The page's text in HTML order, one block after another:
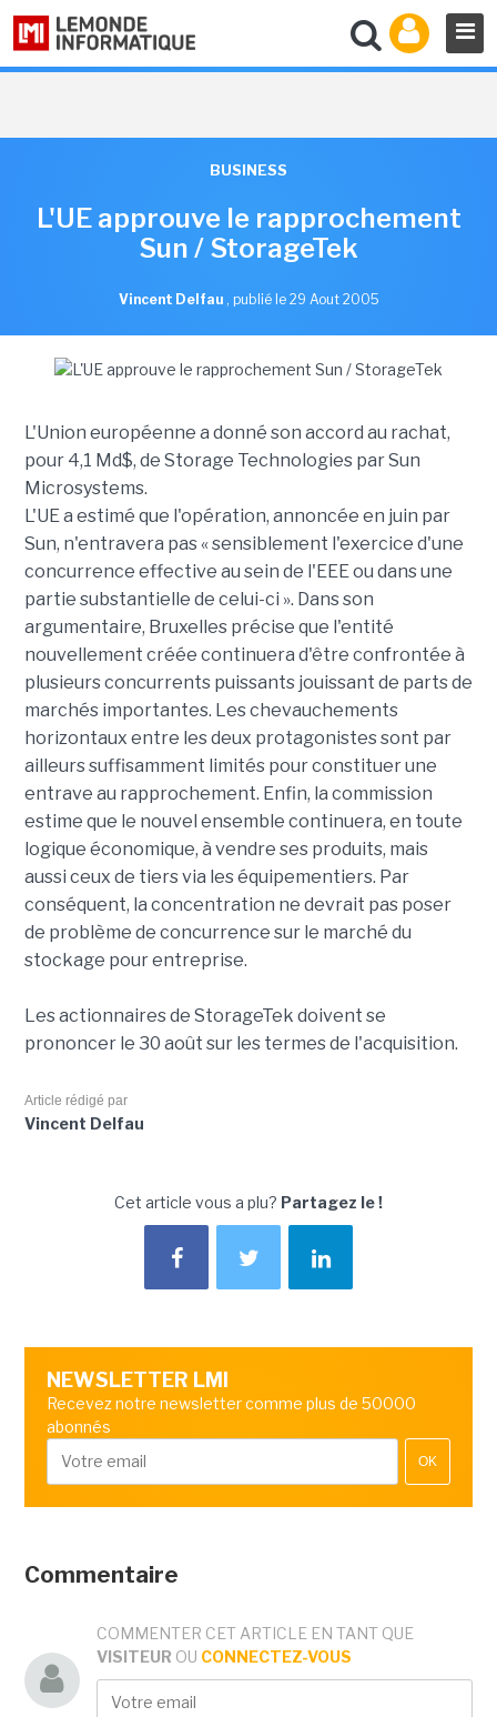
BUSINESS
L'UE approuve le rapprochement
Sun / StorageTek
Vincent Delfau , publié le 29 Aout 2005
L'Union européenne a donné son accord au rachat,
pour 4,1 Md$, de Storage Technologies par Sun
Microsystems.
L'UE a estimé que l'opération, annoncée en juin par
Sun, n'entravera pas « sensiblement l'exercice d'une
concurrence effective au sein de l'EEE ou dans une
partie substantielle de celui-ci ». Dans son
argumentaire, Bruxelles précise que l'entité
nouvellement créée continuera d'être confrontée à
plusieurs concurrents puissants jouissant de parts de
marchés importantes. Les chevauchements
horizontaux entre les deux protagonistes sont par
ailleurs suffisamment limités pour constituer une
entrave au rapprochement. Enfin, la commission
estime que le nouvel ensemble continuera, en toute
logique économique, à vendre ses produits, mais
aussi ceux de tiers via les équipementiers. Par
conséquent, la concentration ne devrait pas poser
de problème de concurrence sur le marché du
stockage pour entreprise.
Les actionnaires de StorageTek doivent se
prononcer le 30 août sur les termes de l'acquisition.
Article rédigé par
Vincent Delfau
Cet article vous a plu? Partagez le !
NEWSLETTER LMI
Recevez notre newsletter comme plus de 50000
abonnés
OK
Commentaire
COMMENTER CET ARTICLE EN TANT QUE
VISITEUR OU CONNECTEZ-VOUS